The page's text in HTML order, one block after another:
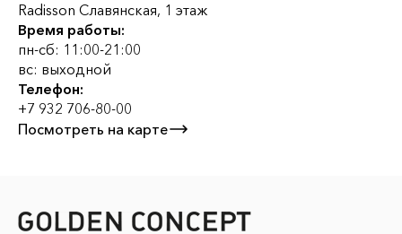
Radisson Славянская, 1 этаж
Время работы:
пн-сб: 11:00-21:00
вс: выходной
Телефон:
+7 932 706-80-00
Посмотреть на карте